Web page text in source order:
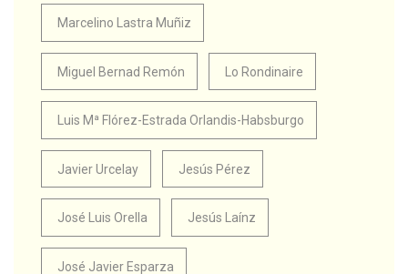
Marcelino Lastra Muñiz
Miguel Bernad Remón Lo Rondinaire
Luis Mª Flórez-Estrada Orlandis-Habsburgo
Javier Urcelay Jesús Pérez
José Luis Orella Jesús Laínz
José Javier Esparza